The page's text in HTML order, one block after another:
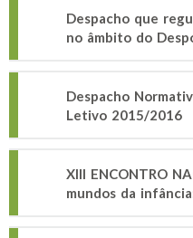
Despacho que
no âmbito do
Despacho
Letivo 2015/2016
XIII ENCONTRO
mundos da